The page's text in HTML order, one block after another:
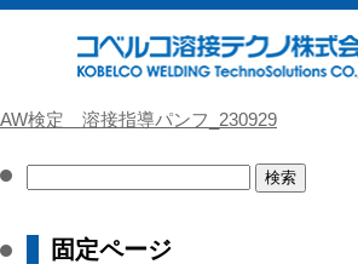
AW検定 溶接指導パンフ_230929
固定ページ